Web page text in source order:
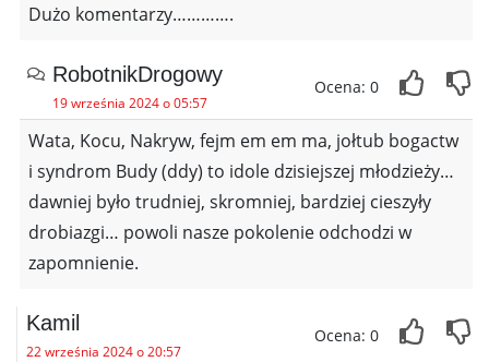
Dużo komentarzy………….
RobotnikDrogowy
19 września 2024 o 05:57
Ocena: 0
Wata, Kocu, Nakryw, fejm em em ma, jołtub bogactw
i syndrom Budy (ddy) to idole dzisiejszej młodzieży…
dawniej było trudniej, skromniej, bardziej cieszyły
drobiazgi… powoli nasze pokolenie odchodzi w
zapomnienie.
Kamil
22 września 2024 o 20:57
Ocena: 0